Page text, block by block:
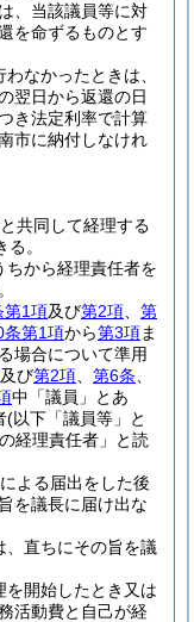
、当該議員等に対
を命ずるものとす
なかったときは、
翌日から返還の日
き法定利率で計算
市に納付しなけれ
共同して経理する
る。
ちから経理責任者を
第1項及び第2項
第
条第1項から第3項ま
場合について準用
及び第2項 第6条
中「議員」とあ
(以下「議員等」と
経理責任者」と読
よる届出をした後
を議長に届け出な
、直ちにその旨を議
を開始したとき又は
活動費と自己が経